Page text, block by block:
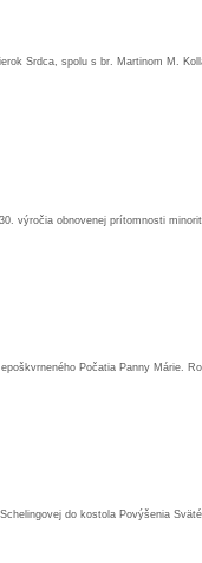
Srdca, spolu s br. Martinom M.
výročia obnovenej prítomnosti
Počatia Panny Márie.
do kostola Povýšenia